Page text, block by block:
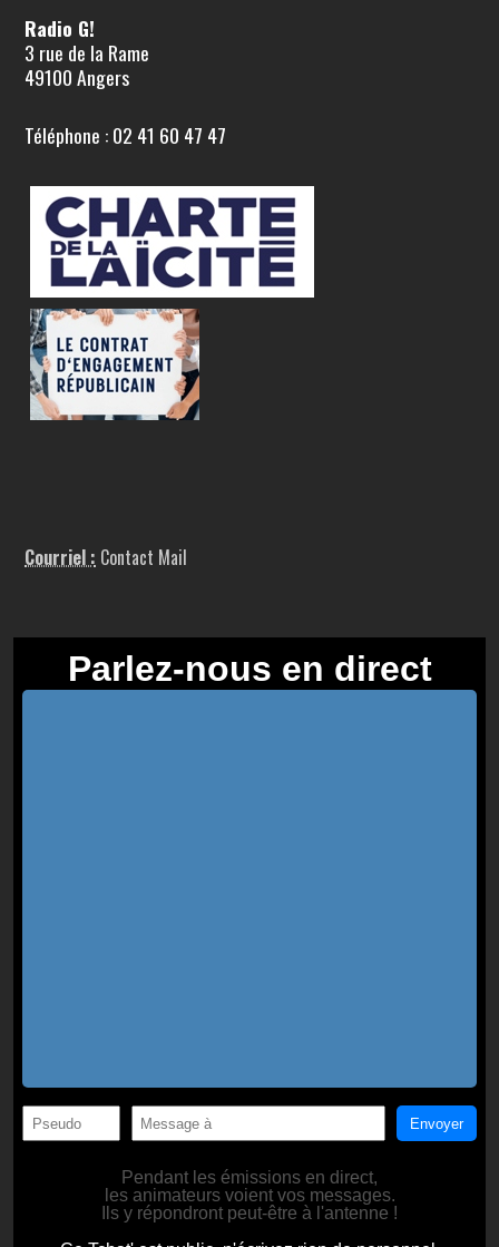
Radio G!
3 rue de la Rame
49100 Angers
Téléphone : 02 41 60 47 47
Courriel : Contact Mail